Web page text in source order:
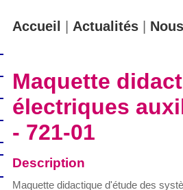
Accueil Actualités|
Maquette
électriques
- 721-01
Description
Maquette didactique d'étude des